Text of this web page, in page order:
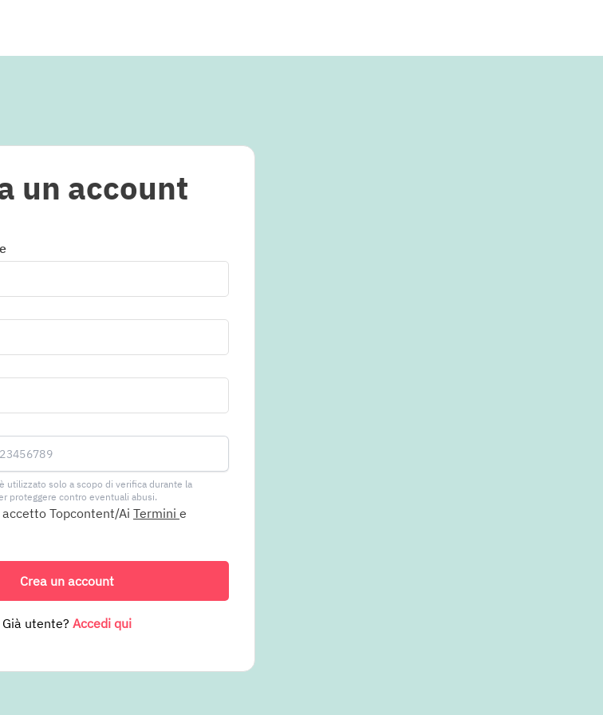
un account
utilizzato solo a scopo di verifica durante la
proteggere contro eventuali abusi.
Topcontent/Ai Termini e
Crea un account
Già utente? Accedi qui